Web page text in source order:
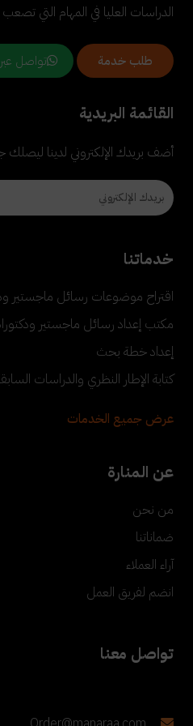
الدراسات العليا في المهام التي
طلب خدمة تواصل
القائمة البريدية
أضف بريدك الإلكتروني لدينا ليصلك
خدماتنا
اقتراح موضوعات رسائل ماجستير
مكتب إعداد رسائل ماجستير
إعداد خطة بحث
كتابة الإطار النظري والدراسات
عرض جميع الخدمات
عن المنارة
من نحن
ضماناتنا
آراء العملاء
انضم لفريق العمل
تواصل معنا